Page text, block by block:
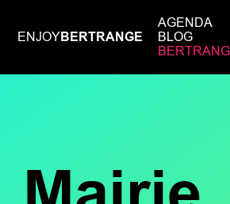
ENJOYBERTRANGE
AGENDA
BLOG